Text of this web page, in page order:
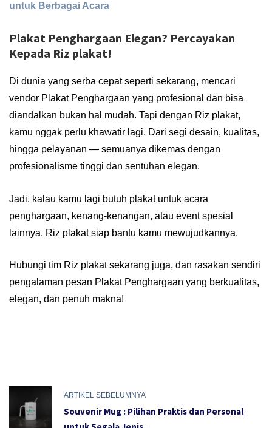
untuk Berbagai Acara
Plakat Penghargaan Elegan? Percayakan
Kepada Riz plakat!
Di dunia yang serba cepat seperti sekarang, mencari
vendor Plakat Penghargaan yang profesional dan bisa
diandalkan bukan hal mudah. Tapi dengan Riz plakat,
kamu nggak perlu khawatir lagi. Dari segi desain, kualitas,
hingga pelayanan — semuanya dikemas dengan
profesionalisme tinggi dan sentuhan elegan.
Jadi, kalau kamu lagi butuh plakat untuk acara
penghargaan, kenang-kenangan, atau event spesial
lainnya, Riz plakat siap bantu kamu mewujudkannya.
Hubungi tim Riz plakat sekarang juga, dan rasakan sendiri
pengalaman pesan Plakat Penghargaan yang berkualitas,
elegan, dan penuh makna!
ARTIKEL SEBELUMNYA
Souvenir Mug : Pilihan Praktis dan Personal